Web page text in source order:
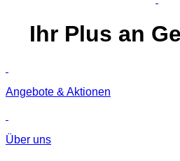
Ihr Plus an
Angebote & Aktionen
Über uns